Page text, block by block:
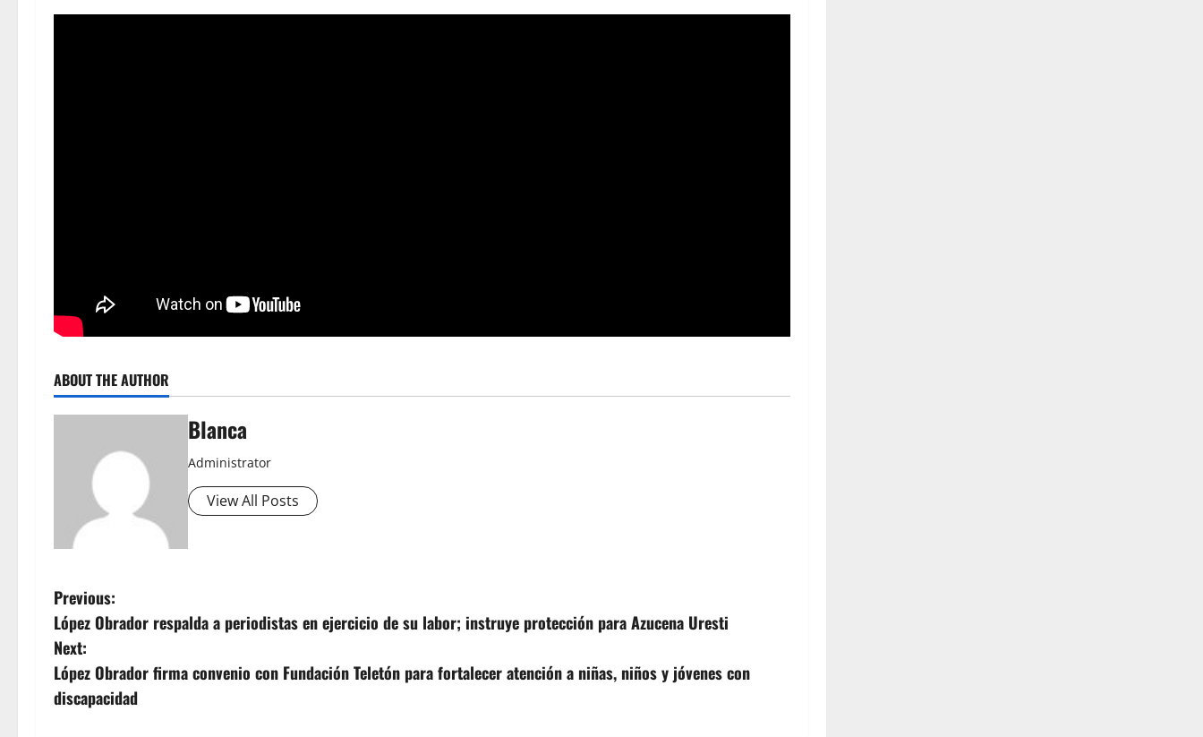
ABOUT THE AUTHOR
Blanca
Administrator
View All Posts
P
o
s
t
Previous:
López Obrador respalda a periodistas en ejercicio de su labor; instruye protección para Azucena Uresti
Next:
López Obrador firma convenio con Fundación Teletón para fortalecer atención a niñas, niños y jóvenes con
discapacidad